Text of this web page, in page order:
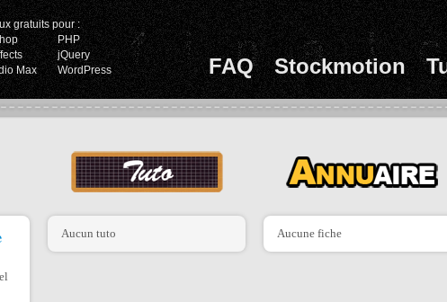
gratuits pour :
PHP
jQuery
Max
WordPress FAQ Stockmotion
Aucun tuto Aucune fiche